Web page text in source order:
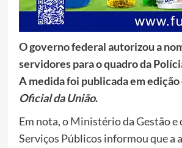
O governo federal autorizou a
servidores para o quadro da
A medida foi publicada em
Oficial da União.
Em nota, o Ministério da Gestão e
Serviços Públicos informou que a